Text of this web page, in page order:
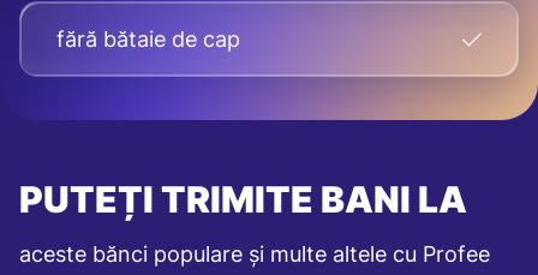
fără bătaie de cap
PUTEȚI TRIMITE BANI LA
aceste bănci populare și multe altele cu Profee